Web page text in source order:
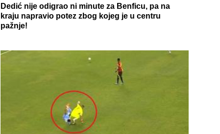
Dedić nije odigrao ni minute za Benficu, pa na
kraju napravio potez zbog kojeg je u centru
pažnje!